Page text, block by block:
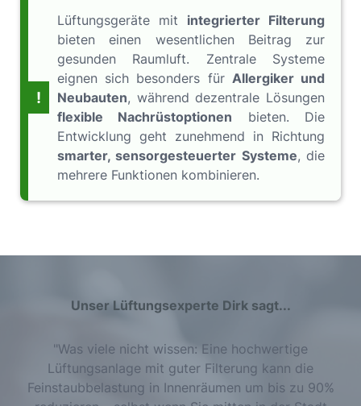
!
Lüftungsgeräte mit integrierter Filterung
bieten einen wesentlichen Beitrag zur
gesunden Raumluft. Zentrale Systeme
eignen sich besonders für Allergiker und
Neubauten, während dezentrale Lösungen
flexible Nachrüstoptionen bieten. Die
Entwicklung geht zunehmend in Richtung
smarter, sensorgesteuerter Systeme, die
mehrere Funktionen kombinieren.
Unser Lüftungsexperte Dirk sagt...
"Was viele nicht wissen: Eine hochwertige
Lüftungsanlage mit guter Filterung kann die
Feinstaubbelastung in Innenräumen um bis zu 90%